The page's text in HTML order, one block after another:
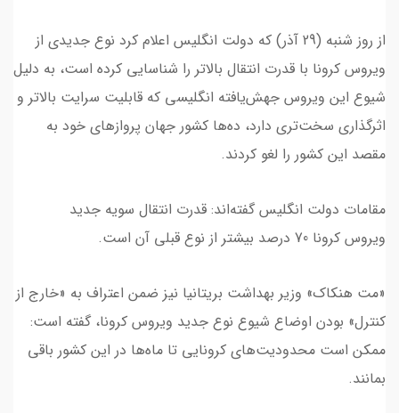
از روز شنبه (29 آذر) که دولت انگلیس اعلام کرد نوع جدیدی از
ویروس کرونا با قدرت انتقال بالاتر را شناسایی کرده است، به دلیل
شیوع این ویروس جهش‌یافته ‌انگلیسی‌ که قابلیت سرایت بالاتر و
اثرگذاری سخت‌تری دارد، ده‌ها کشور جهان پروازهای خود به
مقصد این کشور را لغو کردند.
مقامات دولت انگلیس گفته‌اند:‌ قدرت انتقال سویه جدید
ویروس کرونا 70 درصد بیشتر از نوع قبلی آن است‌.
«مت هنکاک» وزیر بهداشت بریتانیا نیز ضمن اعتراف به «خارج از
کنترل» بودن اوضاع شیوع نوع جدید ویروس کرونا، گفته است:
ممکن است محدودیت‌های کرونایی تا ماه‌ها در این کشور باقی
بمانند.